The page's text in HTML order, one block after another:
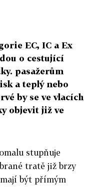
EC, IC a Ex
o cestující
pasažerům
a teplý nebo
by se ve vlacích
objevit již ve
stupňuje
tratě již brzy
být přímým